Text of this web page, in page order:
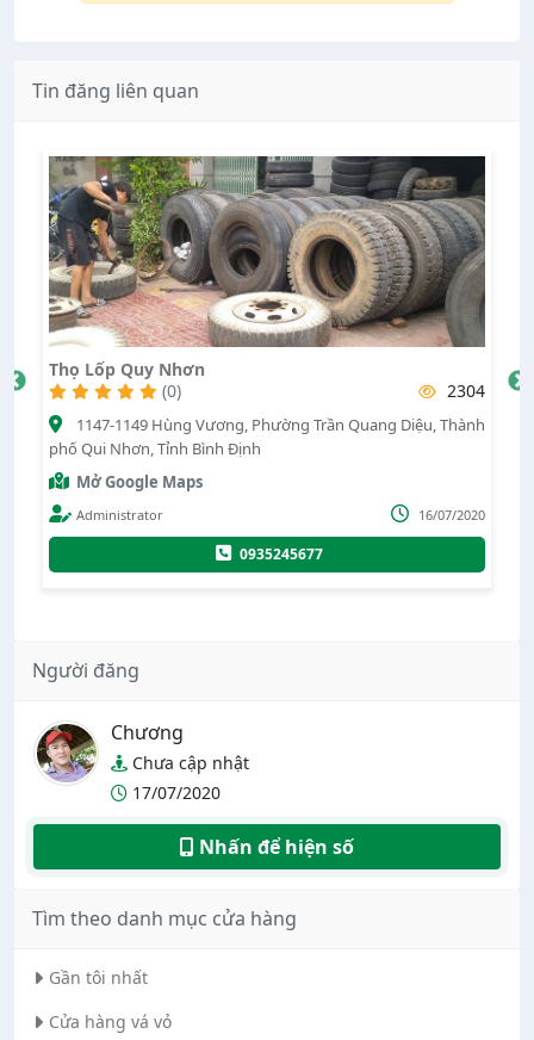
Tin đăng liên quan
Thọ Lốp Quy Nhơn
(0)
2304
1147-1149 Hùng Vương, Phường Trần Quang Diệu, Thành
phố Qui Nhơn, Tỉnh Bình Định
Mở Google Maps
Administrator 16/07/2020
0935245677
Người đăng
Chương
Chưa cập nhật
17/07/2020
Nhấn để hiện số
Tìm theo danh mục cửa hàng
Gần tôi nhất
Cửa hàng vá vỏ